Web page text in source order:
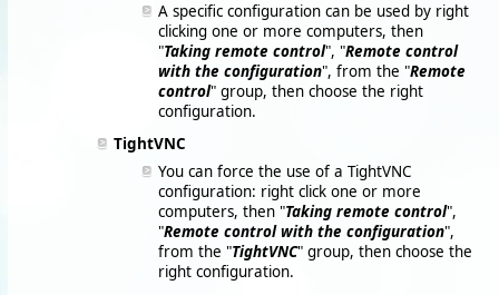
A specific configuration can be used by right
clicking one or more computers, then
"Taking remote control", "Remote control
with the configuration", from the "Remote
control" group, then choose the right
configuration.
TightVNC
You can force the use of a TightVNC
configuration: right click one or more
computers, then "Taking remote control",
"Remote control with the configuration",
from the "TightVNC" group, then choose the
right configuration.